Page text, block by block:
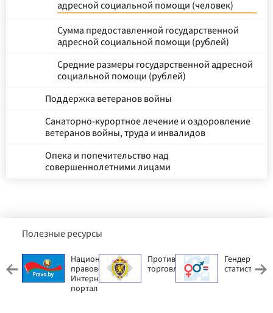
адресной социальной помощи (человек)
Сумма предоставленной государственной
адресной социальной помощи (рублей)
Средние размеры государственной адресной
социальной помощи (рублей)
Поддержка ветеранов войны
Санаторно-курортное лечение и оздоровление
ветеранов войны, труда и инвалидов
Опека и попечительство над
совершеннолетними лицами
Полезные ресурсы
Национальный
правовой
Интернет-
портал
Противодействие
торговле людьми
Гендерная
статистика